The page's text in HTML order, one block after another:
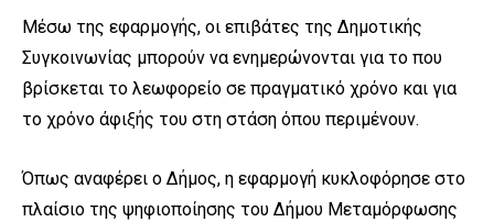
Μέσω της εφαρμογής, οι επιβάτες της Δημοτικής
Συγκοινωνίας μπορούν να ενημερώνονται για το που
βρίσκεται το λεωφορείο σε πραγματικό χρόνο και για
το χρόνο άφιξής του στη στάση όπου περιμένουν.
Όπως αναφέρει ο Δήμος, η εφαρμογή κυκλοφόρησε στο
πλαίσιο της ψηφιοποίησης του Δήμου Μεταμόρφωσης